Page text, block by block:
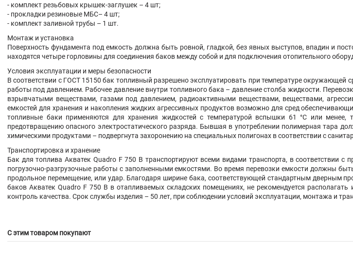
- комплект резьбовых крышек-заглушек – 4 шт;
- прокладки резиновые МБС– 4 шт;
- комплект заливной трубы – 1 шт.
Монтаж и установка
Поверхность фундамента под емкость должна быть ровной, гладкой, без явных выступов, впадин и
находятся четыре горловины для соединения баков между собой и для подключения отопительного
Условия эксплуатации и меры безопасности
В соответствии с ГОСТ 15150 бак топливный разрешено эксплуатировать при температуре окружающей
работы под давлением. Рабочее давление внутри топливного бака – давление столба жидкости.
взрывчатыми веществами, газами под давлением, радиоактивными веществами, веществами,
емкостей для хранения и накопления жидких агрессивных продуктов возможно для сред
топливные баки применяются для хранения жидкостей с температурой вспышки 61 °С или
предотвращению опасного электростатического разряда. Бывшая в употреблении полимерная тара
химическими продуктами – подвергнута захоронению на специальных полигонах в соответствии с
Транспортировка и хранение
Бак для топлива Акватек Quadro F 750 B транспортируют всеми видами транспорта, в соответствии с
погрузочно-разгрузочные работы с заполненными емкостями. Во время перевозки емкости должны
продольное перемещение, или удар. Благодаря ширине бака, соответствующей стандартным дверным
баковАкватек Quadro F 750 B в отапливаемых складских помещениях, не рекомендуется
контроль качества. Срок службы изделия – 50 лет, при соблюдении условий эксплуатации, монтажа и
С этим товаром покупают